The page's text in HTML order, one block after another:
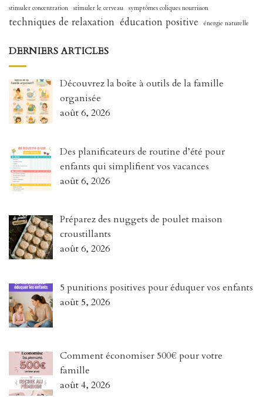
stimuler concentration stimuler le cerveau symptômes coliques nourrisson
techniques de relaxation éducation positive énergie naturelle
DERNIERS ARTICLES
Découvrez la boîte à outils de la famille
organisée
août 6, 2026
Des planificateurs de routine d’été pour
enfants qui simplifient vos vacances
août 6, 2026
Préparez des nuggets de poulet maison
croustillants
août 6, 2026
5 punitions positives pour éduquer vos enfants
août 5, 2026
Comment économiser 500€ pour votre
famille
août 4, 2026